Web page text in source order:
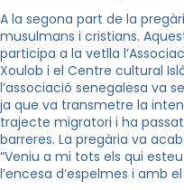
A la segona part de la
musulmans i cristians.
participa a la vetlla
Xoulob i el Centre cultural
l’associació senegalesa va
ja que va transmetre la
trajecte migratori i ha
barreres. La pregària va
“Veniu a mi tots els qui
l’encesa d’espelmes i amb